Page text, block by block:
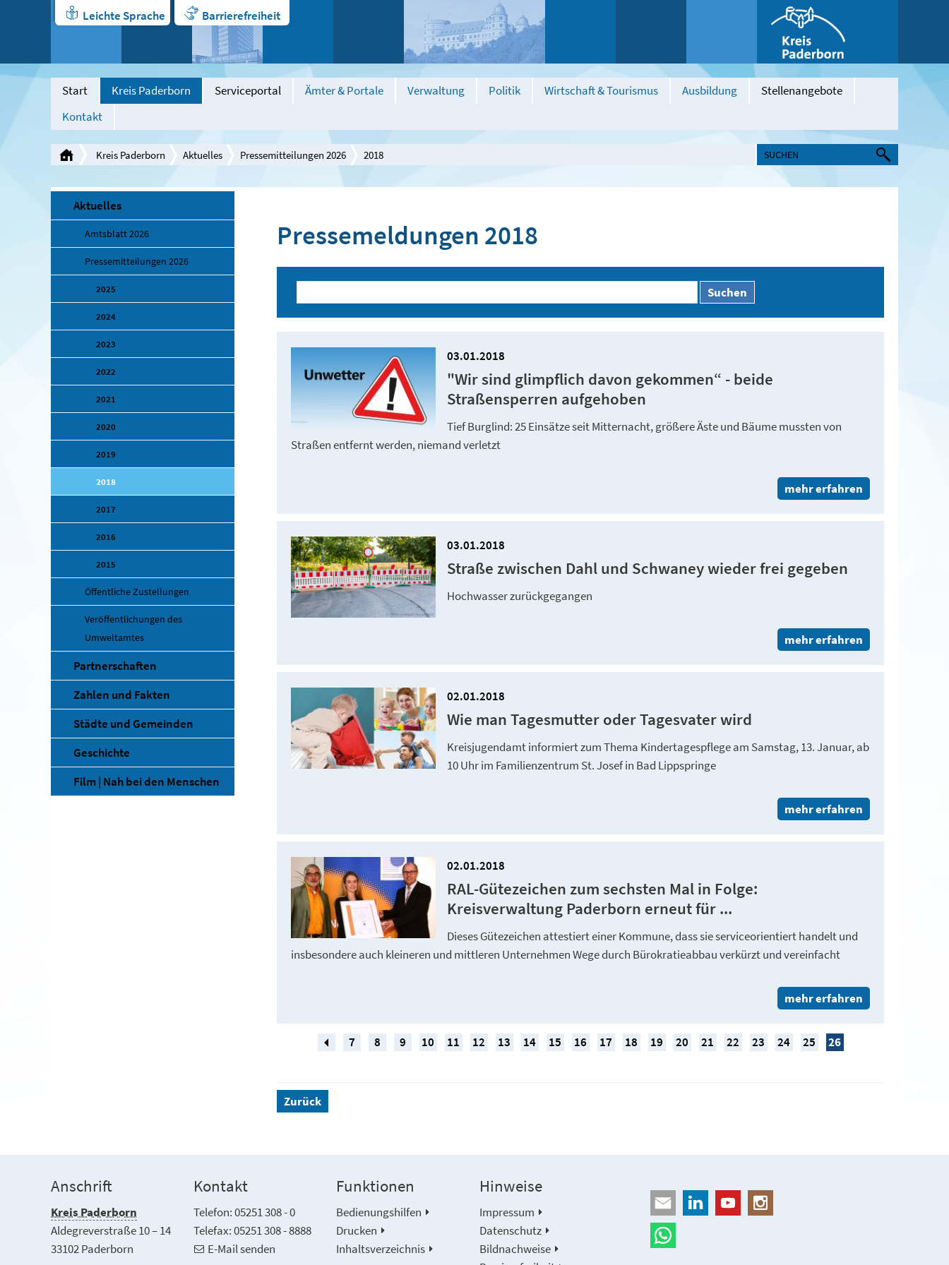
Leichte Sprache Barrierefreiheit
Start Kreis Paderborn Serviceportal Ämter & Portale Verwaltung Politik Wirtschaft & Tourismus Ausbildung
Stellenangebote
Kontakt
Kreis Paderborn Aktuelles Pressemitteilungen 2026 2018
Aktuelles
Amtsblatt 2026
Pressemitteilungen 2026
2025
2024
2023
2022
2021
2020
2019
2018
2017
2016
2015
Öffentliche Zustellungen
Veröffentlichungen des
Umweltamtes
Partnerschaften
Zahlen und Fakten
Städte und Gemeinden
Geschichte
Film | Nah bei den Menschen
Pressemeldungen 2018
Suchen
03.01.2018
"Wir sind glimpflich davon gekommen“ - beide
Straßensperren aufgehoben
Tief Burglind: 25 Einsätze seit Mitternacht, größere Äste und Bäume mussten von
Straßen entfernt werden, niemand verletzt
mehr erfahren
03.01.2018
Straße zwischen Dahl und Schwaney wieder frei gegeben
Hochwasser zurückgegangen
mehr erfahren
02.01.2018
Wie man Tagesmutter oder Tagesvater wird
Kreisjugendamt informiert zum Thema Kindertagespflege am Samstag, 13. Januar, ab
10 Uhr im Familienzentrum St. Josef in Bad Lippspringe
mehr erfahren
02.01.2018
RAL-Gütezeichen zum sechsten Mal in Folge:
Kreisverwaltung Paderborn erneut für ...
Dieses Gütezeichen attestiert einer Kommune, dass sie serviceorientiert handelt und
insbesondere auch kleineren und mittleren Unternehmen Wege durch Bürokratieabbau verkürzt und vereinfacht
mehr erfahren
7 8 9 10 11 12 13 14 15 16 17 18 19 20 21 22 23 24 25 26
Zurück
Anschrift
Kreis Paderborn
Aldegreverstraße 10 – 14
33102 Paderborn
Kontakt
Telefon: 05251 308 - 0
Telefax: 05251 308 - 8888
E-Mail senden
Funktionen
Bedienungshilfen
Drucken
Inhaltsverzeichnis
Hinweise
Impressum
Datenschutz
Bildnachweise